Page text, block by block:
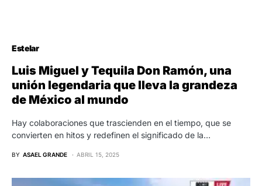
Estelar
Luis Miguel y Tequila Don Ramón, una
unión legendaria que lleva la grandeza
de México al mundo
Hay colaboraciones que trascienden en el tiempo, que se
convierten en hitos y redefinen el significado de la…
BY ASAEL GRANDE ABRIL 15, 2025